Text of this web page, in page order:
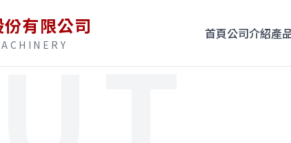
有限公司 首頁公司介紹產